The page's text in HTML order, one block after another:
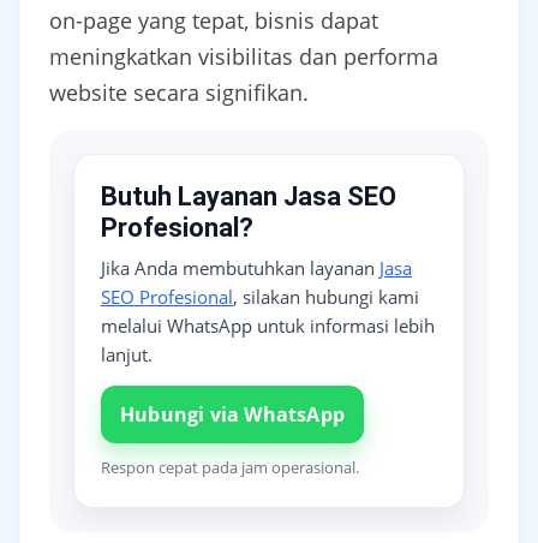
on-page yang tepat, bisnis dapat
meningkatkan visibilitas dan performa
website secara signifikan.
Butuh Layanan Jasa SEO
Profesional?
Jika Anda membutuhkan layanan Jasa
SEO Profesional, silakan hubungi kami
melalui WhatsApp untuk informasi lebih
lanjut.
Hubungi via WhatsApp
Respon cepat pada jam operasional.